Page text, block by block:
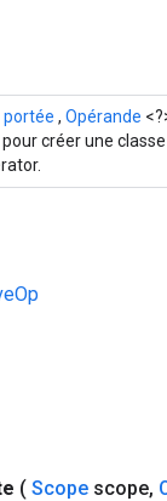
portée , Opérande
créer une
( Scope scope,